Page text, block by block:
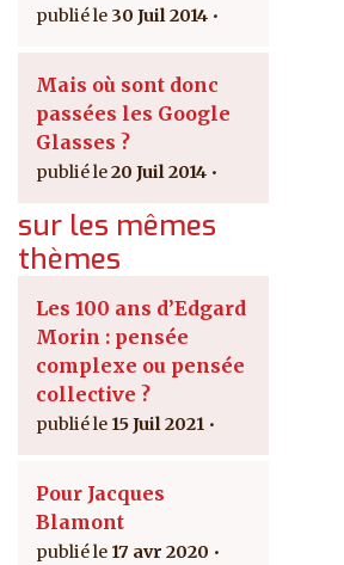
30 Juil 2014
Mais où sont donc
passées les Google
Glasses ?
20 Juil 2014
sur les mêmes
thèmes
Les 100 ans d’Edgard
Morin : pensée
complexe ou pensée
collective ?
15 Juil 2021
Pour Jacques
Blamont
17 avr 2020